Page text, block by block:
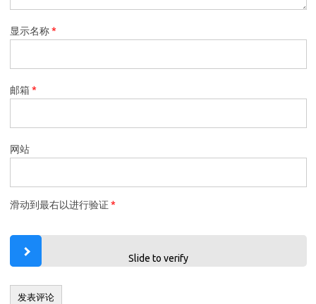
显示名称*
邮箱*
网站
滑动到最右以进行验证 *
Slide to verify